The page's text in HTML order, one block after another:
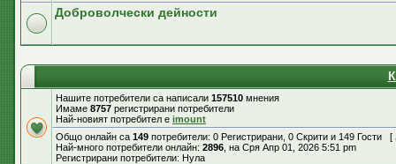
Доброволчески дейности
Нашите потребители са написали 157510 мнения
Имаме 8757 регистрирани потребители
Най-новият потребител е imount
Общо онлайн са 149 потребители: 0 Регистрирани, 0 Скрити и 149 Гости [
Най-много потребители онлайн: 2896 , на Сря Апр 01, 2026 5:51 pm
Регистрирани потребители: Нула